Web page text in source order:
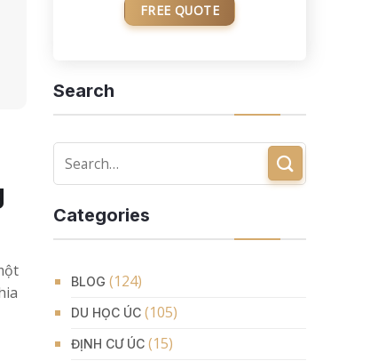
FREE QUOTE
Search
Categories
BLOG (124)
DU HỌC ÚC (105)
ĐỊNH CƯ ÚC (15)